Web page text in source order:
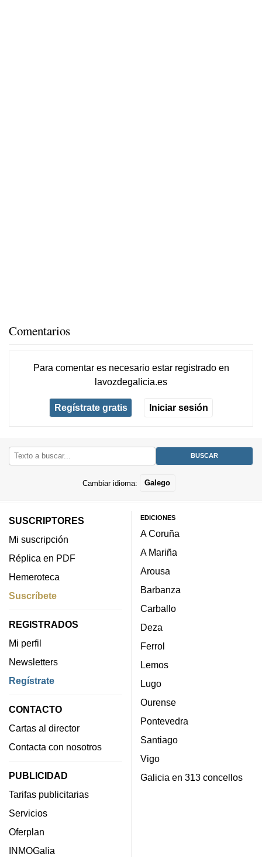
Comentarios
Para comentar es necesario estar registradoen
lavozdegalicia.es
Regístrate gratis Iniciar sesión
Cambiar idioma: Galego
SUSCRIPTORES
Mi suscripción
Réplica en PDF
Hemeroteca
Suscríbete
REGISTRADOS
Mi perfil
Newsletters
Regístrate
CONTACTO
Cartas al director
Contacta con nosotros
PUBLICIDAD
Tarifas publicitarias
Servicios
Oferplan
INMOGalia
EDICIONES
A Coruña
A Mariña
Arousa
Barbanza
Carballo
Deza
Ferrol
Lemos
Lugo
Ourense
Pontevedra
Santiago
Vigo
Galicia en 313 concellos